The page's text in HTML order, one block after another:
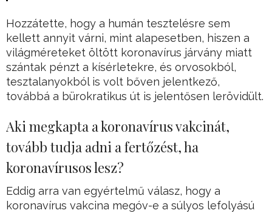
Hozzátette, hogy a humán tesztelésre sem
kellett annyit várni, mint alapesetben, hiszen a
világméreteket öltött koronavírus járvány miatt
szántak pénzt a kísérletekre, és orvosokból,
tesztalanyokból is volt bőven jelentkező,
továbbá a bürokratikus út is jelentősen lerövidült.
Aki megkapta a koronavírus vakcinát,
tovább tudja adni a fertőzést, ha
koronavírusos lesz?
Eddig arra van egyértelmű válasz, hogy a
koronavírus vakcina megóv-e a súlyos lefolyású